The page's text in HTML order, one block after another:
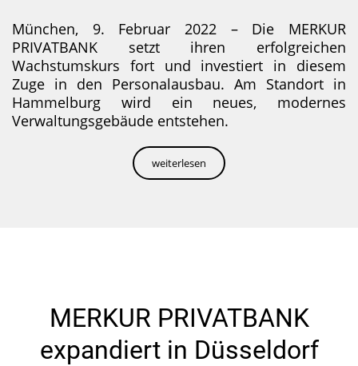
München, 9. Februar 2022 – Die MERKUR
PRIVATBANK setzt ihren erfolgreichen
Wachstumskurs fort und investiert in diesem
Zuge in den Personalausbau. Am Standort in
Hammelburg wird ein neues, modernes
Verwaltungsgebäude entstehen.
weiterlesen
MERKUR PRIVATBANK
expandiert in Düsseldorf